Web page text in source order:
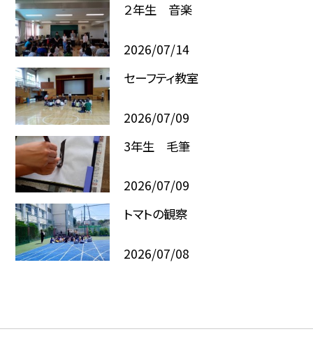
２年生 音楽
2026/07/14
セーフティ教室
2026/07/09
3年生 毛筆
2026/07/09
トマトの観察
2026/07/08